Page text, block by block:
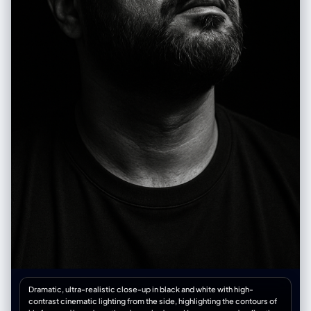
image quality in abundant natural light. Shutter speed of 1/250s to
1/500s to ensure sharpness. The lighting is exclusively natural, taking
advantage of ambient light. Instructions for the "nano banana":
"Please use the images of the user's reference man and woman to
capture and apply all their facial features, facial structure, hair and
beard style, eye color, and skin tone (based on the gender in the
user (and a partner with the same features, if applicable, maintaining
the original pose) in this romantic, biker-themed setting. The clothing
(leather jackets, leather pants/jeans, boots, gloves), the Harley-
Davidson motorcycle, the couple's pose, the natural lighting, and the
country road setting should be generated as described, creating a
seamless fusion between the user's identity and the aesthetics of the
Dramatic, ultra-realistic close-up in black and white with high-
contrast cinematic lighting from the side, highlighting the contours of